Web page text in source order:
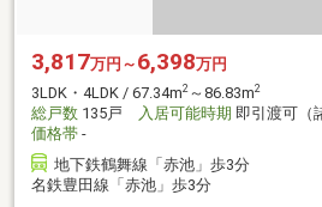
3,817万円～ 6,398万円
3LDK・4LDK / 67.34m2 ～86.83m2
総戸数 135戸 入居可能時期 即引渡可（
価格帯 -
地下鉄鶴舞線「赤池」歩3分
名鉄豊田線「赤池」歩3分